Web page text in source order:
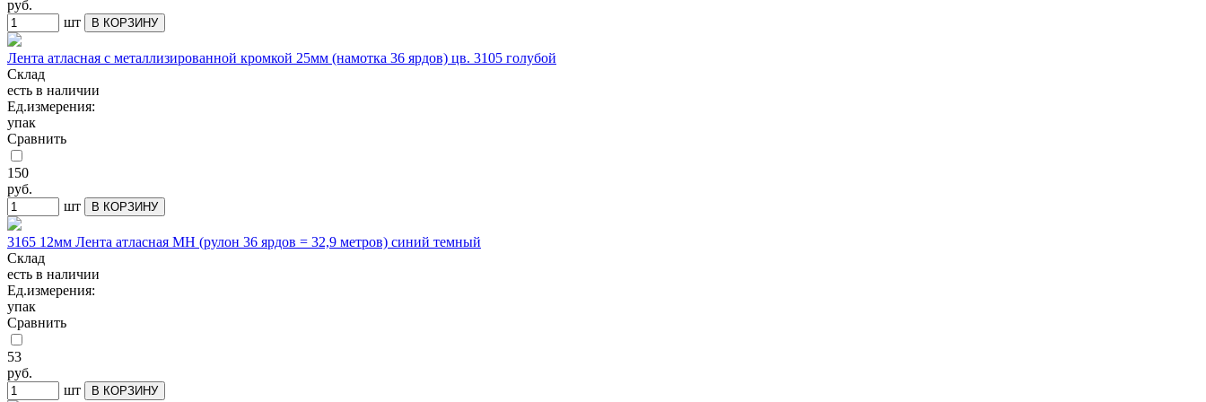
руб.
шт
В КОРЗИНУ
Лента атласная с металлизированной кромкой 25мм (намотка 36 ярдов) цв. 3105 голубой
Склад
есть в наличии
Ед.измерения:
упак
Сравнить
150
руб.
шт
В КОРЗИНУ
3165 12мм Лента атласная МН (рулон 36 ярдов = 32,9 метров) синий темный
Склад
есть в наличии
Ед.измерения:
упак
Сравнить
53
руб.
шт
В КОРЗИНУ